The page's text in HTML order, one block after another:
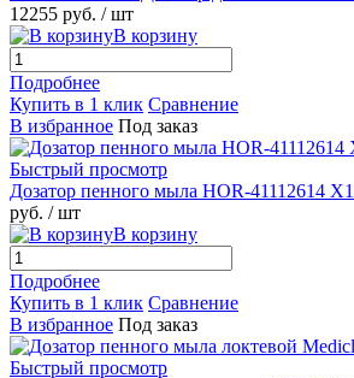
12255 руб. / шт
В корзину
Подробнее
Купить в 1 клик Сравнение
В избранное Под заказ
Быстрый просмотр
Дозатор пенного мыла HOR-41112614
руб. / шт
В корзину
Подробнее
Купить в 1 клик Сравнение
В избранное Под заказ
Быстрый просмотр